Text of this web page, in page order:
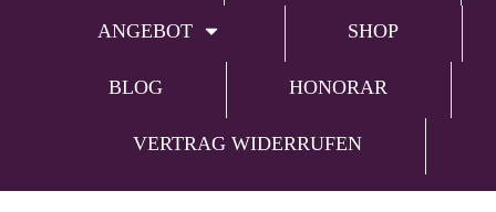
ANGEBOT SHOP
BLOG HONORAR
VERTRAG WIDERRUFEN